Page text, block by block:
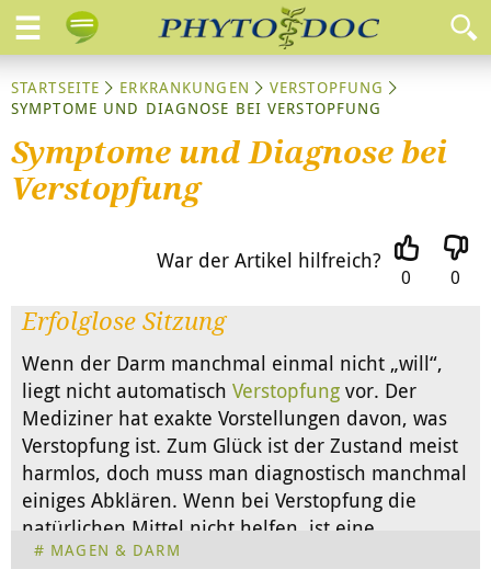
STARTSEITE ERKRANKUNGEN
VERSTOPFUNG
SYMPTOME UND DIAGNOSE BEI VERSTOPFUNG
Symptome und Diagnose bei
Verstopfung
War der Artikel hilfreich?
0 0
Erfolglose Sitzung
Wenn der Darm manchmal einmal nicht „will“,
liegt nicht automatisch Verstopfung vor. Der
Mediziner hat exakte Vorstellungen davon, was
Verstopfung ist. Zum Glück ist der Zustand meist
harmlos, doch muss man diagnostisch manchmal
einiges Abklären. Wenn bei Verstopfung die
natürlichen Mittel nicht helfen, ist eine
Nachfrage beim Arzt durchaus sinnvoll.
MAGEN & DARM